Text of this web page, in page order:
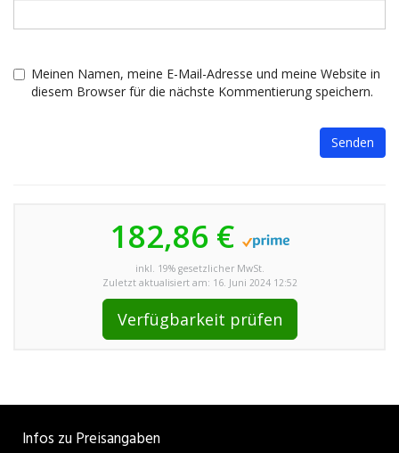
Meinen Namen, meine E-Mail-Adresse und meine Website in
diesem Browser für die nächste Kommentierung speichern.
182,86 €
inkl. 19% gesetzlicher MwSt.
Zuletzt aktualisiert am: 16. Juni 2024 12:52
Verfügbarkeit prüfen
Infos zu Preisangaben